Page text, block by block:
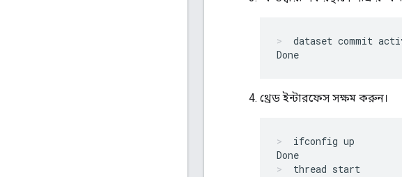
dataset commit
থ্রেড ইন্টারফেস সক্ষম করুন।
ifconfig up
thread start